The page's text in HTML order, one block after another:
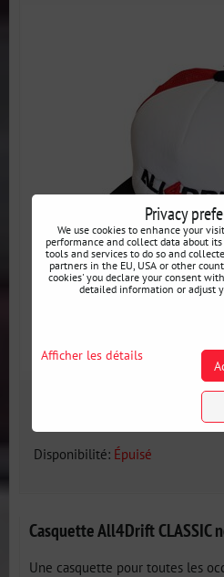
Disponibilité: Épuisé
Casquette All4Drift CLASSIC
Une casquette pour toutes les
Privacy
We use cookies to enhance your
performance and collect data about
tools and services to do so and
partners in the EU, USA or other
cookies' you declare your consent
detailed information or adjust
Afficher les détails